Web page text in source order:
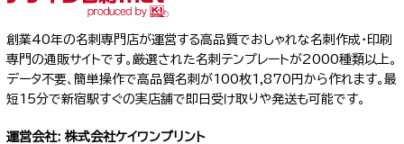
創業40年の名刺専門店が運営する高品質でおしゃれな名刺作成・印刷
専門の通販サイトです。厳選された名刺テンプレートが2000種類以上。
データ不要、簡単操作で高品質名刺が100枚1,870円から作れます。最
短15分で新宿駅すぐの実店舗で即日受け取りや発送も可能です。
運営会社: 株式会社ケイワンプリント